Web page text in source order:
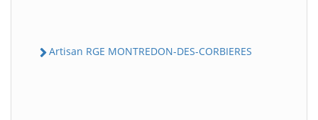
Artisan RGE MONTREDON-DES-CORBIERES